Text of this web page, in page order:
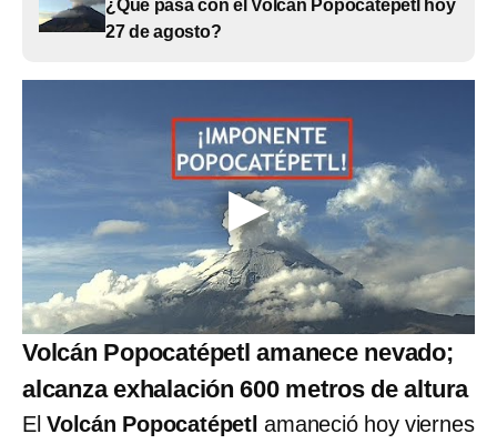
¿Qué pasa con el Volcán Popocatépetl hoy
27 de agosto?
Volcán Popocatépetl amanece nevado;
alcanza exhalación 600 metros de altura
El Volcán Popocatépetl amaneció hoy viernes